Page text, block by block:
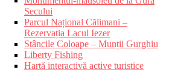
Secului
Parcul Național Călimani –
Rezervația Lacul Iezer
Stâncile Coloape – Munții Gurghiu
Liberty Fishing
Hartă interactivă active turistice